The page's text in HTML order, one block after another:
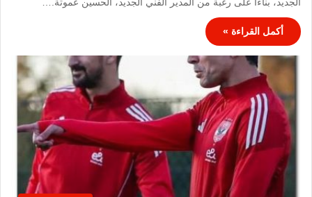
الجديد، بناءاً على رغبة من المدير الفني الجديد، الحسين عموتة.…
أكمل القراءة »